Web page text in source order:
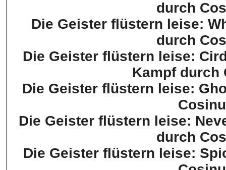
durch
Die Geister flüstern leise:
durch
Die Geister flüstern leise:
Kampf durch
Die Geister flüstern leise:
Die Geister flüstern leise:
durch
Die Geister flüstern leise: